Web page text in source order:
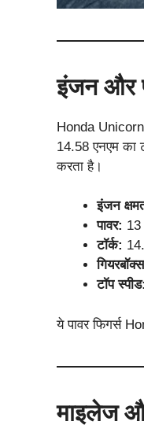
इंजन और
Honda
14.58 एनएम का
करता है।
इंजन
पावर:
टॉर्क:
टॉप स्पीड:
ये पावर फिगर्स
माइलेज